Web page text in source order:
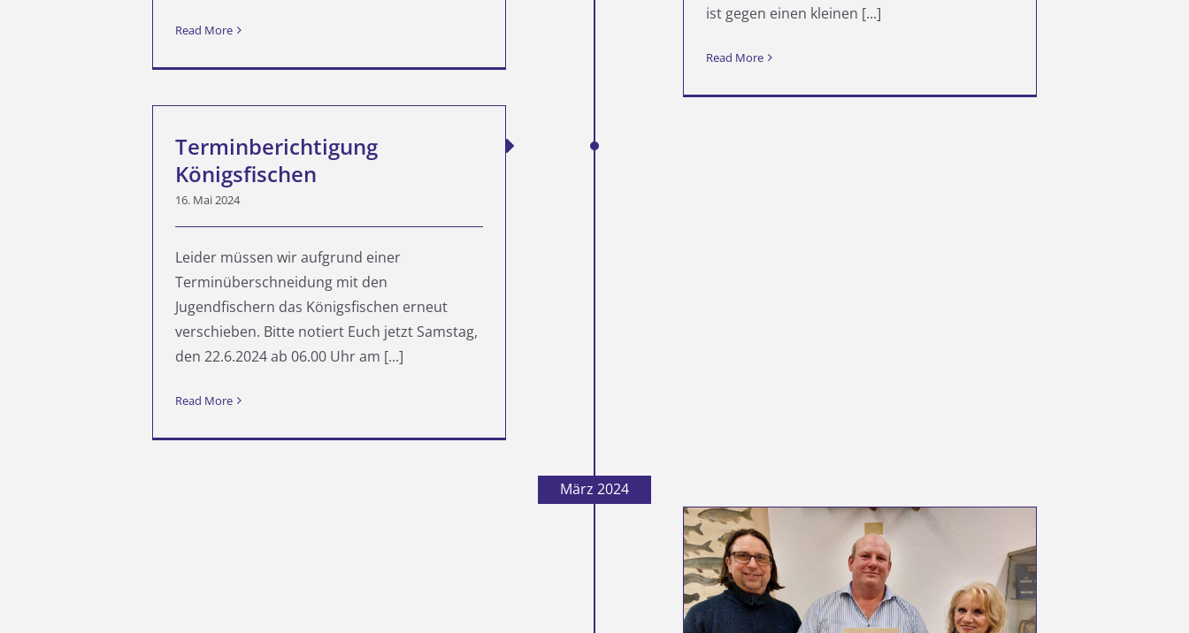
Read More
ist gegen einen kleinen [...]
Read More
Terminberichtigung
Königsfischen
16. Mai 2024
Leider müssen wir aufgrund einer
Terminüberschneidung mit den
Jugendfischern das Königsfischen erneut
verschieben. Bitte notiert Euch jetzt Samstag,
den 22.6.2024 ab 06.00 Uhr am [...]
Read More
März 2024